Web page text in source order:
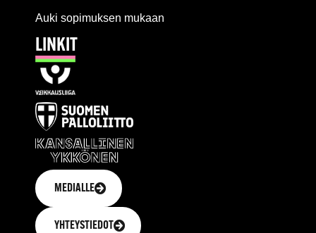
Auki sopimuksen mukaan
LINKIT
MEDIALLE
YHTEYSTIEDOT